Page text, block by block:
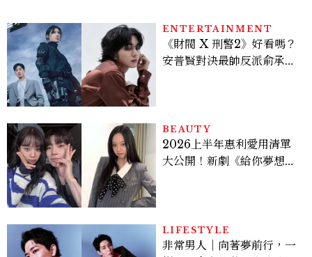
ENTERTAINMENT
《財閥 X 刑警2》好看嗎？
安普賢對決最帥反派俞承
多大？
BEAUTY
2026上半年惠利愛用清單
大公開！新劇《給你夢想》
LIFESTYLE
非常男人｜向著夢前行，一